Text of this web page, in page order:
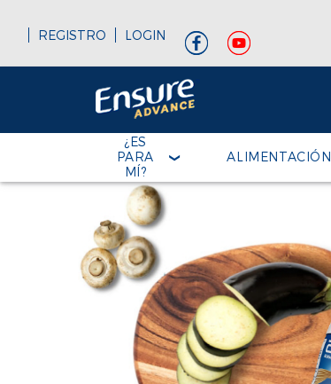
REGISTRO LOGIN
¿ES
PARA
MÍ?
ALIMENTACIÓN